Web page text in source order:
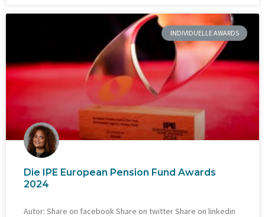
INDIVIDUELLE AWARDS
Die IPE European Pension Fund Awards
2024
Autor: Share on facebook Share on twitter Share on linkedin